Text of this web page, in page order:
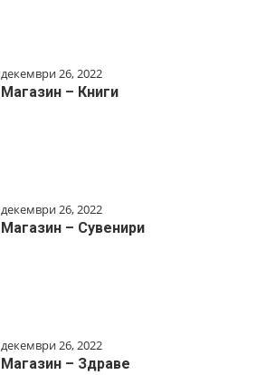
декември 26, 2022
Магазин – Книги
декември 26, 2022
Магазин – Сувенири
декември 26, 2022
Магазин – Здраве